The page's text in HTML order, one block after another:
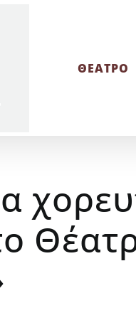
ΘΕΑΤΡΟ